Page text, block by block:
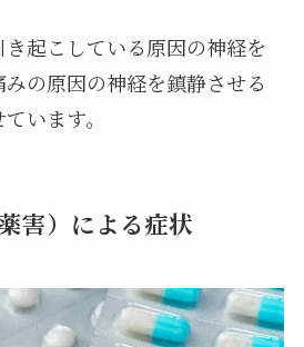
起こしている原因の神経を
の原因の神経を鎮静させる
います。
害）による症状